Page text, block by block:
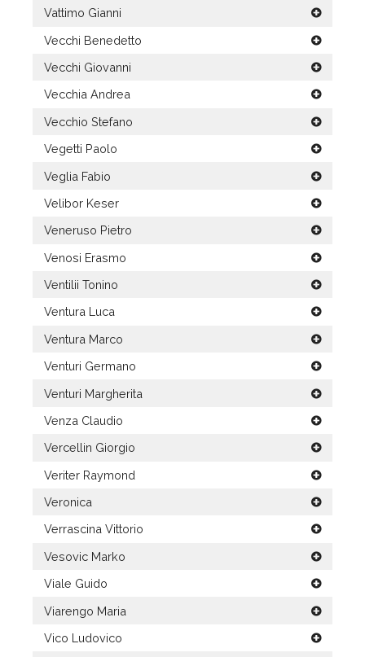
Vattimo Gianni
Vecchi Benedetto
Vecchi Giovanni
Vecchia Andrea
Vecchio Stefano
Vegetti Paolo
Veglia Fabio
Velibor Keser
Veneruso Pietro
Venosi Erasmo
Ventilii Tonino
Ventura Luca
Ventura Marco
Venturi Germano
Venturi Margherita
Venza Claudio
Vercellin Giorgio
Veriter Raymond
Veronica
Verrascina Vittorio
Vesovic Marko
Viale Guido
Viarengo Maria
Vico Ludovico